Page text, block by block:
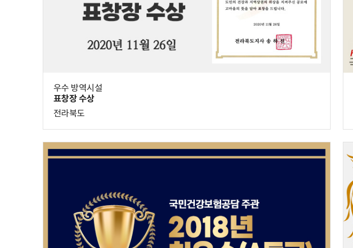
우수 방역시설
표창장 수상
전라북도